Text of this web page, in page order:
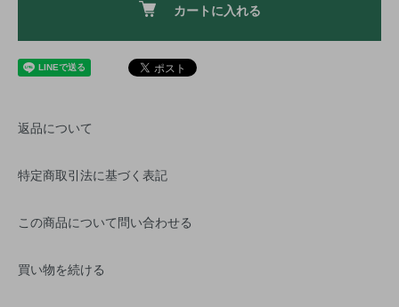
カートに入れる
返品について
特定商取引法に基づく表記
この商品について問い合わせる
買い物を続ける